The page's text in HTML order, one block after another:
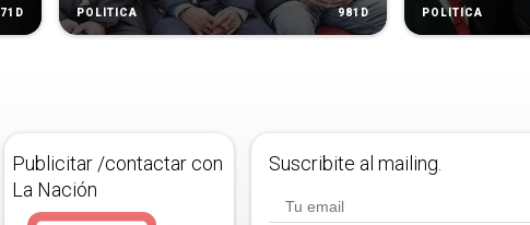
71D POLÍTICA 981D POLÍTICA
Publicitar /contactar con
La Nación
Suscribite al mailing.